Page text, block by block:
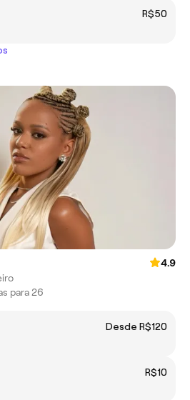
R$50
4.9
para 26
Desde R$120
R$10